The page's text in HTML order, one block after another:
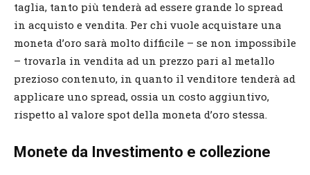
taglia, tanto più tenderà ad essere grande lo spread
in acquisto e vendita. Per chi vuole acquistare una
moneta d’oro sarà molto difficile – se non impossibile
– trovarla in vendita ad un prezzo pari al metallo
prezioso contenuto, in quanto il venditore tenderà ad
applicare uno spread, ossia un costo aggiuntivo,
rispetto al valore spot della moneta d’oro stessa.
Monete da Investimento e collezione